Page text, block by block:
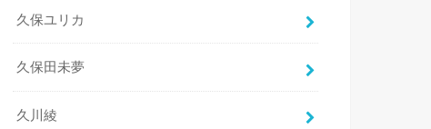
久保ユリカ
久保田未夢
久川綾